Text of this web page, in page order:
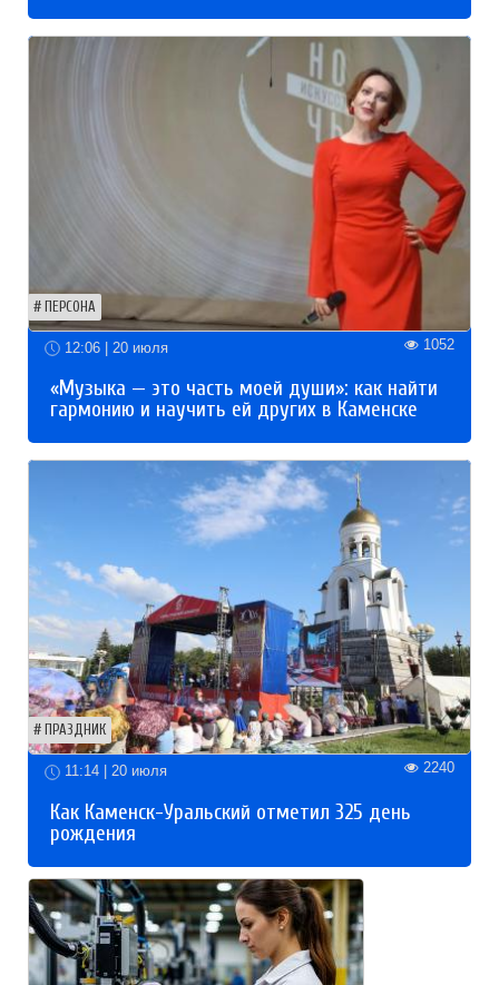
ПЕРСОНА
12:06 | 20 июля 1052
«Музыка — это часть моей души»: как найти
гармонию и научить ей других в Каменске
ПРАЗДНИК
11:14 | 20 июля 2240
Как Каменск-Уральский отметил 325 день
рождения